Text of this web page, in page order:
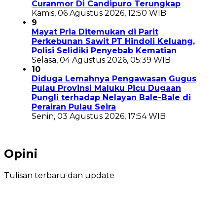
Curanmor Di Candipuro Terungkap
Kamis, 06 Agustus 2026, 12:50 WIB
9
Mayat Pria Ditemukan di Parit
Perkebunan Sawit PT Hindoli Keluang,
Polisi Selidiki Penyebab Kematian
Selasa, 04 Agustus 2026, 05:39 WIB
10
Diduga Lemahnya Pengawasan Gugus
Pulau Provinsi Maluku Picu Dugaan
Pungli terhadap Nelayan Bale-Bale di
Perairan Pulau Seira
Senin, 03 Agustus 2026, 17:54 WIB
Opini
Tulisan terbaru dan update